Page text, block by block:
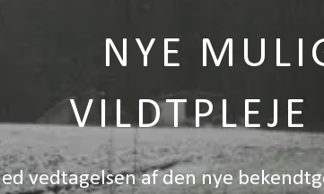
NYE
vedtagelsen af den nye